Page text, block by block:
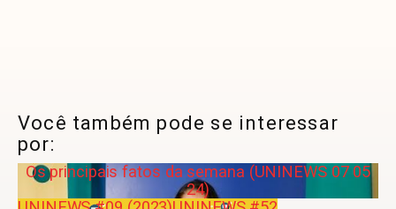
Você também pode se interessar
por:
Os principais fatos da semana (UNINEWS 07 05
24)